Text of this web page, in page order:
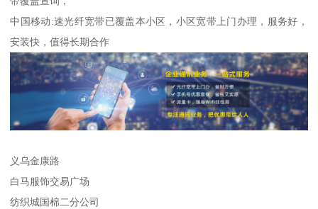
中国移动:速光纤宽带已覆盖本小区，小区宽带上门办理，服务好，
安装快，值得长期合作
义乌金康路
白马服饰交易广场
纺织城国棉二分公司